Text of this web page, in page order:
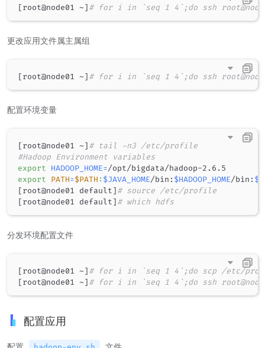
[root@node01 ~] # for i in `seq 1 4`;do ssh
更改应用文件属主属组
[root@node01 ~] # for i in `seq 1 4`;do ssh
配置环境变量
[root@node01 ~] # tail -n3 /etc/profile
#Hadoop Environment variables
export
HADOOP_HOME=
export
PATH=$PATH : $JAVA_HOME/bin: $HADOOP_HOME/bin:
[root@node01 default] # source /etc/profile
[root@node01 default] # which hdfs
分发环境配置文件
[root@node01 ~] # for i in `seq 1 4`;do scp /etc/
[root@node01 ~] # for i in `seq 1 4`;do ssh
配置应用